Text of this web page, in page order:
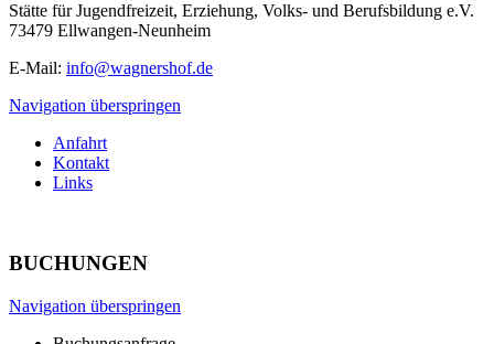
Stätte für Jugendfreizeit, Erziehung, Volks- und Berufsbildung e.V.
73479 Ellwangen-Neunheim
E-Mail: info@wagnershof.de
Navigation überspringen
Anfahrt
Kontakt
Links
BUCHUNGEN
Navigation überspringen